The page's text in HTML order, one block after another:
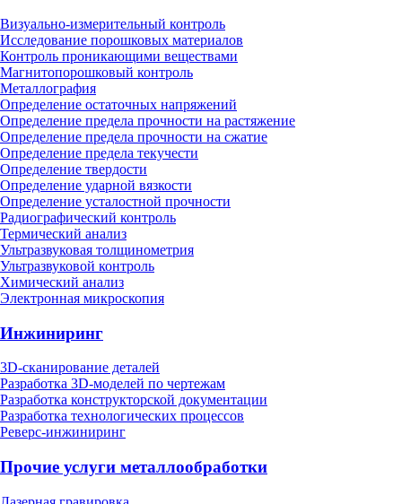
Визуально-измерительный контроль
Исследование порошковых материалов
Контроль проникающими веществами
Магнитопорошковый контроль
Металлография
Определение остаточных напряжений
Определение предела прочности на растяжение
Определение предела прочности на сжатие
Определение предела текучести
Определение твердости
Определение ударной вязкости
Определение усталостной прочности
Радиографический контроль
Термический анализ
Ультразвуковая толщинометрия
Ультразвуковой контроль
Химический анализ
Электронная микроскопия
Инжиниринг
3D-сканирование деталей
Разработка 3D-моделей по чертежам
Разработка конструкторской документации
Разработка технологических процессов
Реверс-инжиниринг
Прочие услуги металлообработки